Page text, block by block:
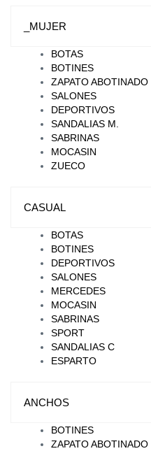
_MUJER
BOTAS
BOTINES
ZAPATO ABOTINADO
SALONES
DEPORTIVOS
SANDALIAS M.
SABRINAS
MOCASIN
ZUECO
CASUAL
BOTAS
BOTINES
DEPORTIVOS
SALONES
MERCEDES
MOCASIN
SABRINAS
SPORT
SANDALIAS C
ESPARTO
ANCHOS
BOTINES
ZAPATO ABOTINADO